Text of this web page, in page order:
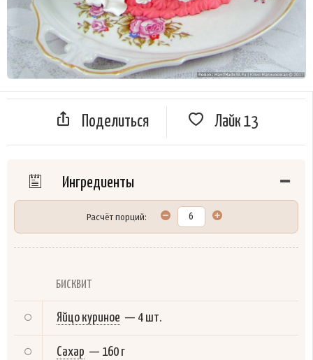
Поделиться Лайк 13
Ингредиенты
Расчёт порций:
БИСКВИТ
Яйцо куриное — 4 шт.
Сахар — 160 г